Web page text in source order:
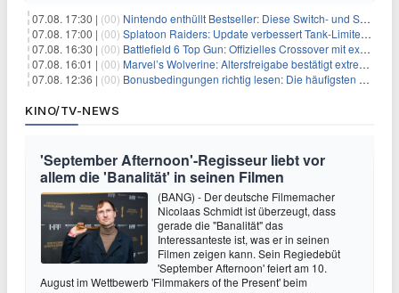
07.08. 17:30 | (00) Nintendo enthüllt Bestseller: Diese Switch- und Switch-2-Spiele verkaufen sich am besten
07.08. 17:00 | (00) Splatoon Raiders: Update verbessert Tank-Limiter und behebt Bugs
07.08. 16:30 | (00) Battlefield 6 Top Gun: Offizielles Crossover mit exklusiven Inhalten angekündigt
07.08. 16:01 | (00) Marvel’s Wolverine: Altersfreigabe bestätigt extreme Gewalt und düstere Szenen
07.08. 12:36 | (00) Bonusbedingungen richtig lesen: Die häufigsten Stolperfallen
KINO/TV-NEWS
'September Afternoon'-Regisseur liebt vor
allem die 'Banalität' in seinen Filmen
(BANG) - Der deutsche Filmemacher
Nicolaas Schmidt ist überzeugt, dass
gerade die "Banalität" das
Interessanteste ist, was er in seinen
Filmen zeigen kann. Sein Regiedebüt
'September Afternoon' feiert am 10.
August im Wettbewerb 'Filmmakers of the Present' beim